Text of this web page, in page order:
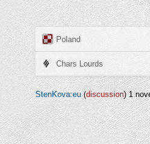
Poland
Chars Lourds
StenKova:eu (discussion) 1